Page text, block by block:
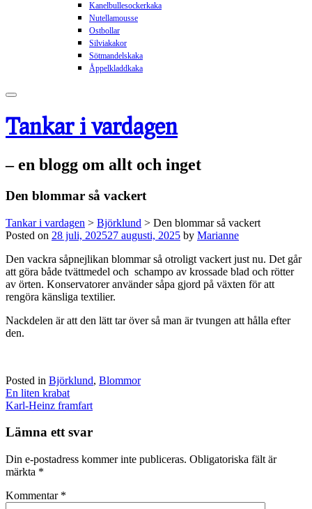
Kanelbullesockerkaka
Nutellamousse
Ostbollar
Silviakakor
Sötmandelskaka
Åppelkladdkaka
Tankar i vardagen
– en blogg om allt och inget
Den blommar så vackert
Tankar i vardagen > Björklund > Den blommar så vackert
Posted on 28 juli, 202527 augusti, 2025 by Marianne
Den vackra såpnejlikan blommar så otroligt vackert just nu. Det går
att göra både tvättmedel och schampo av krossade blad och rötter
av örten. Konservatorer använder såpa gjord på växten för att
rengöra känsliga textilier.
Nackdelen är att den lätt tar över så man är tvungen att hålla efter
den.
Posted in Björklund, Blommor
Post
navigation
En liten krabat
Karl-Heinz framfart
Lämna ett svar
Din e-postadress kommer inte publiceras. Obligatoriska fält är
märkta *
Kommentar *